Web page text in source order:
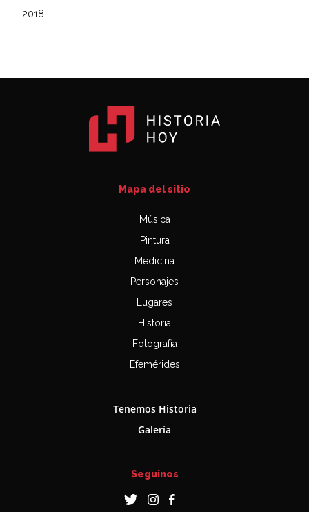
2018
Mapa del sitio
Música
Pintura
Medicina
Personajes
Lugares
Historia
Fotografía
Efemérides
Tenemos Historia
Galería
Seguinos